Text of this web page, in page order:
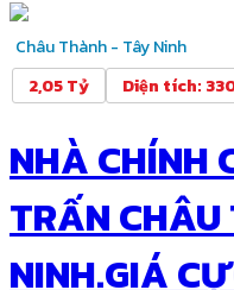
Châu Thành - Tây Ninh
2,05 Tỷ
Diện tích:
NHÀ CHÍNH
TRẤN
NINH.GIÁ